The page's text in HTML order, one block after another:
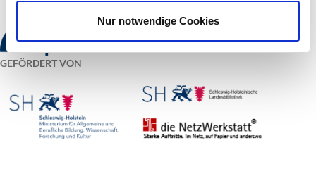
Nur notwendige Cookies
GEFÖRDERT VON